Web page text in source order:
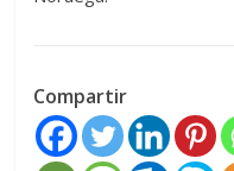
Compartir